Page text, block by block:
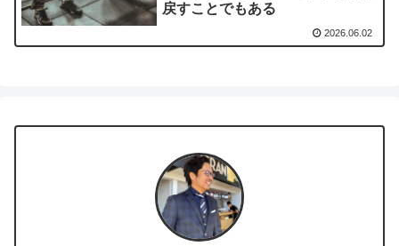
戻すことでもある
2026.06.02